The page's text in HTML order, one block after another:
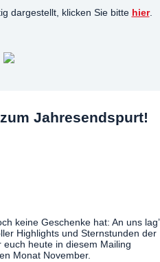
dargestellt, klicken Sie bitte hier.
Jahresendspurt!
keine Geschenke hat: An uns
Highlights und Sternstunden der
heute in diesem Mailing
Monat November.